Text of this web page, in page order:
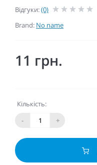
Відгуки:(0)
Brand: No name
11 грн.
Кількість:
-
+